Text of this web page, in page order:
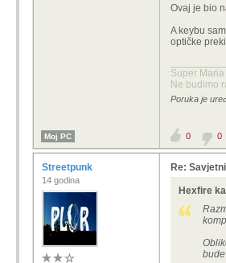
Ovaj je bio
A keybu
optičke
Super
Ne budimo
Poruka je
Moj PC 0 0
Streetpunk
14 godina
Re:
Hexfire